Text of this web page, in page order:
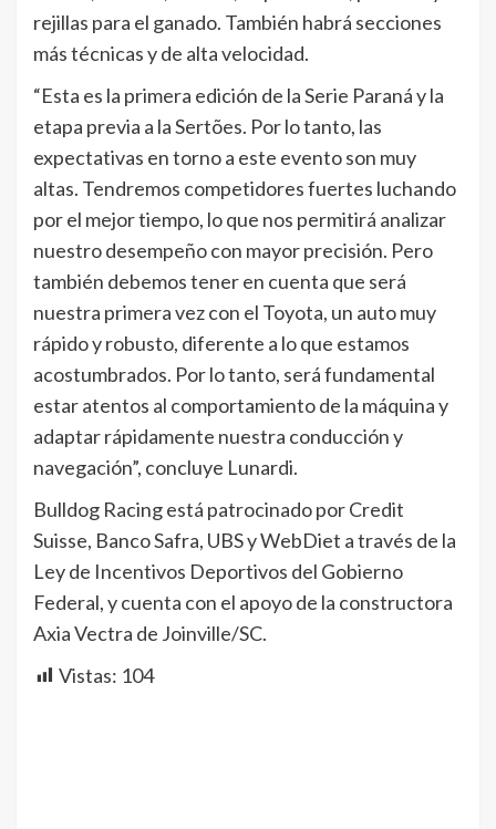
rejillas para el ganado. También habrá secciones
más técnicas y de alta velocidad.
“Esta es la primera edición de la Serie Paraná y la
etapa previa a la Sertões. Por lo tanto, las
expectativas en torno a este evento son muy
altas. Tendremos competidores fuertes luchando
por el mejor tiempo, lo que nos permitirá analizar
nuestro desempeño con mayor precisión. Pero
también debemos tener en cuenta que será
nuestra primera vez con el Toyota, un auto muy
rápido y robusto, diferente a lo que estamos
acostumbrados. Por lo tanto, será fundamental
estar atentos al comportamiento de la máquina y
adaptar rápidamente nuestra conducción y
navegación”, concluye Lunardi.
Bulldog Racing está patrocinado por Credit
Suisse, Banco Safra, UBS y WebDiet a través de la
Ley de Incentivos Deportivos del Gobierno
Federal, y cuenta con el apoyo de la constructora
Axia Vectra de Joinville/SC.
Vistas: 104